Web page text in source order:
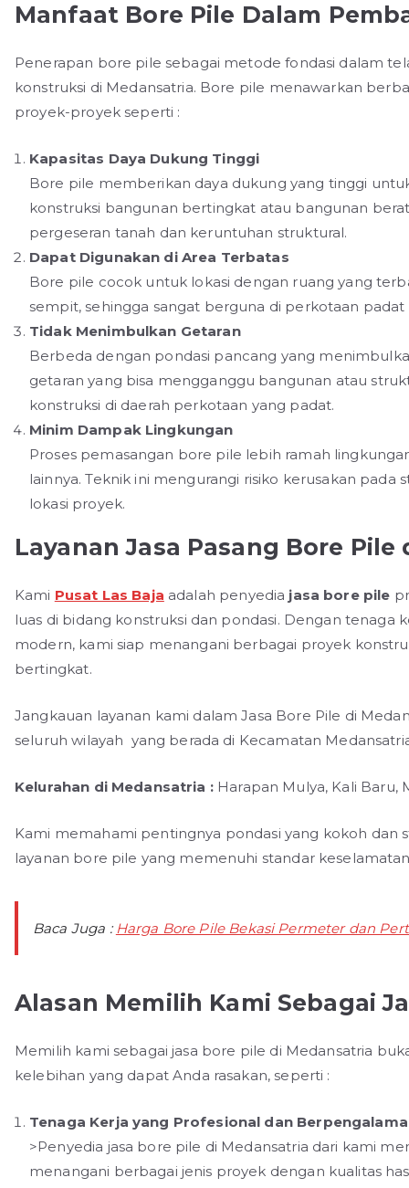
Manfaat Bore Pile Dalam
Penerapan bore pile sebagai metode fondasi dalam
konstruksi di Medansatria. Bore pile menawarkan
proyek-proyek seperti :
Kapasitas Daya Dukung Tinggi
Bore pile memberikan daya dukung yang tinggi
konstruksi bangunan bertingkat atau bangunan
pergeseran tanah dan keruntuhan struktural.
Dapat Digunakan di Area Terbatas
Bore pile cocok untuk lokasi dengan ruang yang
sempit, sehingga sangat berguna di perkotaan
Tidak Menimbulkan Getaran
Berbeda dengan pondasi pancang yang
getaran yang bisa mengganggu bangunan atau
konstruksi di daerah perkotaan yang padat.
Minim Dampak Lingkungan
Proses pemasangan bore pile lebih ramah
lainnya. Teknik ini mengurangi risiko kerusakan
lokasi proyek.
Layanan Jasa Pasang Bore
Kami Pusat Las Baja adalah penyedia jasa bore pile
luas di bidang konstruksi dan pondasi. Dengan
modern, kami siap menangani berbagai proyek
bertingkat.
Jangkauan layanan kami dalam Jasa Bore Pile di
seluruh wilayah yang berada di Kecamatan
Kelurahan di Medansatria : Harapan Mulya, Kali Baru,
Kami memahami pentingnya pondasi yang kokoh dan
layanan bore pile yang memenuhi standar
Baca Juga :Harga Bore Pile Bekasi Permeter dan
Alasan Memilih Kami Sebagai
Memilih kami sebagai jasa bore pile di Medansatria
kelebihan yang dapat Anda rasakan, seperti :
Tenaga Kerja yang Profesional dan
>Penyedia jasa bore pile di Medansatria dari kami
menangani berbagai jenis proyek dengan kualitas